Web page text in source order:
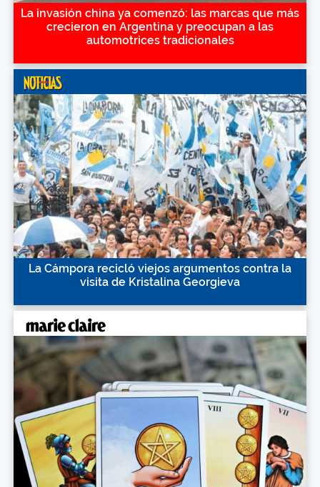
La invasión china ya comenzó: las marcas que más
crecieron en Argentina y preocupan a las
automotrices tradicionales
La Cámpora recicló viejos argumentos contra la
visita de Kristalina Georgieva